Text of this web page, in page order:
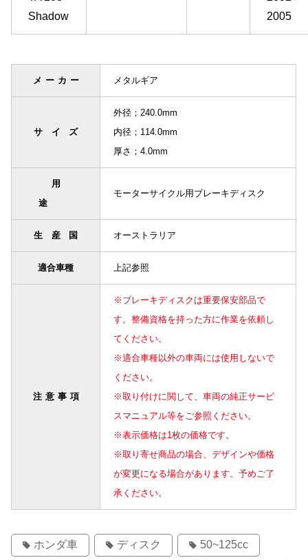
Shadow
2005
メーカー メタルギア
サイズ
外径；240.0mm
内径；114.0mm
厚さ；4.0mm
用
途
モーターサイクル用ブレーキディスク
生産国 オーストラリア
適合車種 上記参照
注意事項
※ブレーキディスクは重要保安部品で
す。整備資格を持った方に作業を依頼し
てください。
※適合車種以外の車両には使用しないで
ください。
※取り付けに関して、車両の純正サービ
スマニュアル等をご参照ください。
※表示価格は1枚の価格です。
※取り寄せ商品の場合、デザインや価格
が変更になる場合があります。予めご了
承ください。
ホンダ車 ディスク 50~125cc